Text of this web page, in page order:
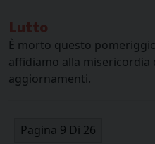
Lutto
È morto questo
affidiamo alla misericordia
aggiornamenti.
Pagina 9 Di 26